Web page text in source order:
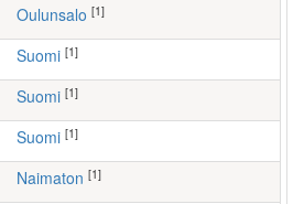
Oulunsalo [1]
Suomi [1]
Suomi [1]
Suomi [1]
Naimaton [1]